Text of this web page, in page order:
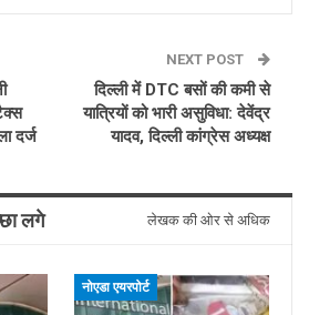
दर्ज
NEXT POST
दिल्ली में DTC बसों की कमी से
यात्रियों को भारी असुविधा: देवेंद्र
यादव, दिल्ली कांग्रेस अध्यक्ष
लगे लेखक की ओर से अधिक
नोएडा एयरपोर्ट